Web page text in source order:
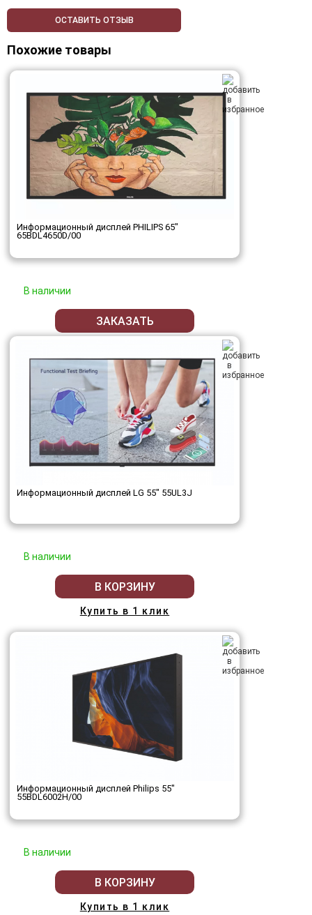
ОСТАВИТЬ ОТЗЫВ
Похожие товары
Информационный дисплей PHILIPS 65"
65BDL4650D/00
В наличии
ЗАКАЗАТЬ
Информационный дисплей LG 55" 55UL3J
В наличии
В КОРЗИНУ
Купить в 1 клик
Информационный дисплей Philips 55"
55BDL6002H/00
В наличии
В КОРЗИНУ
Купить в 1 клик